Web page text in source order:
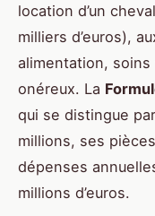
location d’un
milliers d’euros),
alimentation,
onéreux. La
qui se distingue
millions, ses
dépenses
millions d’euros.